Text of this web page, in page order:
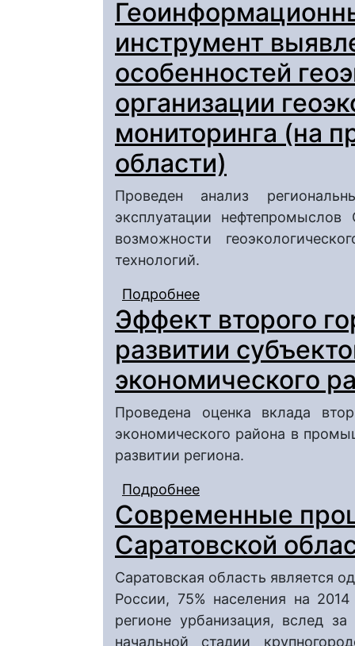
и 2014 г. в Саратове
инструмент
особенностей
организации
мониторинга (на
области)
Проведен анализ
эксплуатации
возможности
технологий.
Подробнее
региональных
организации
Саратовской
Эффект второго
развитии
экономического
Проведена оценка вклада
экономического района в
развитии региона.
Подробнее
РФ Поволжского
Современные
Саратовской
Саратовская область является
России, 75% населения на
регионе урбанизация, вслед
начальной стадии